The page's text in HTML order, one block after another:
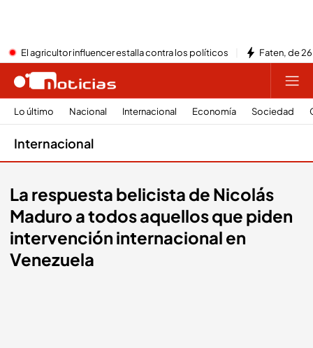
El agricultor influencer estalla contra los políticos Faten, de
Lo último Nacional Internacional Economía Sociedad
Internacional
La respuesta belicista de Nicolás
Maduro a todos aquellos que piden
intervención internacional en
Venezuela